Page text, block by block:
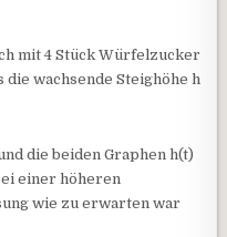
mit 4 Stück Würfelzucker
wachsende Steighöhe h
die beiden Graphen h(t)
einer höheren
wie zu erwarten war